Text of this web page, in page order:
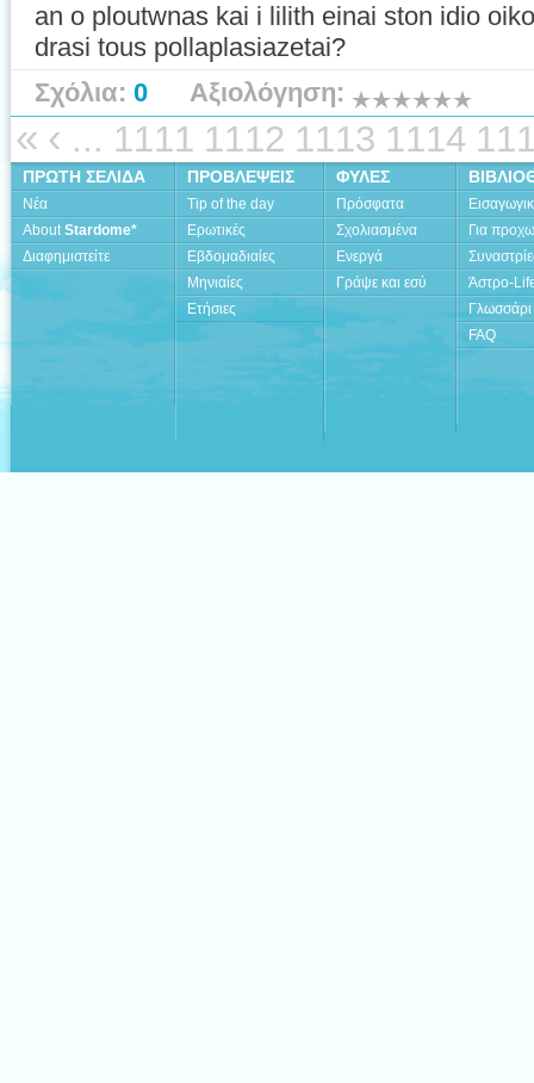
an o ploutwnas kai i lilith einai ston idio
drasi tous pollaplasiazetai?
Σχόλια: 0 Αξιολόγηση:
« ‹ ... 1111 1112 1113 1114
ΠΡΩΤΗ ΣΕΛΙΔΑ
Νέα
AboutStardome*
Διαφημιστείτε
ΠΡΟΒΛΕΨΕΙΣ
Tip of the day
Ερωτικές
Εβδομαδιαίες
Μηνιαίες
Ετήσιες
ΦΥΛΕΣ
Πρόσφατα
Σχολιασμένα
Ενεργά
Γράψε και εσύ
Για
Άστρο-
Γλωσσάρι
FAQ